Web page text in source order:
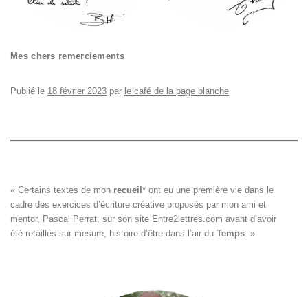
Mes chers remerciements
Publié le 18 février 2023 par le café de la page blanche
« Certains textes de mon recueil * ont eu une première vie dans le
cadre des exercices d’écriture créative proposés par mon ami et
mentor, Pascal Perrat, sur son site Entre2lettres.com avant d’avoir
été retaillés sur mesure, histoire d’être dans l’air du Temps. »